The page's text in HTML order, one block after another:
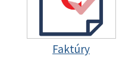
Faktúry